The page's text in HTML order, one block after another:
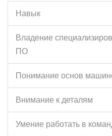
Навык
Владение
ПО
Понимание основ
Внимание к деталям
Умение работать в